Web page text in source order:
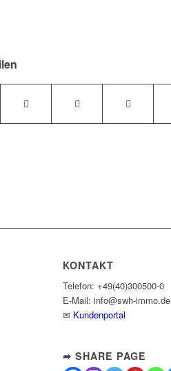
KONTAKT
Telefon: +49(40)300500-0
E-Mail: info@swh-immo.de
✉ Kundenportal
➦ SHARE PAGE